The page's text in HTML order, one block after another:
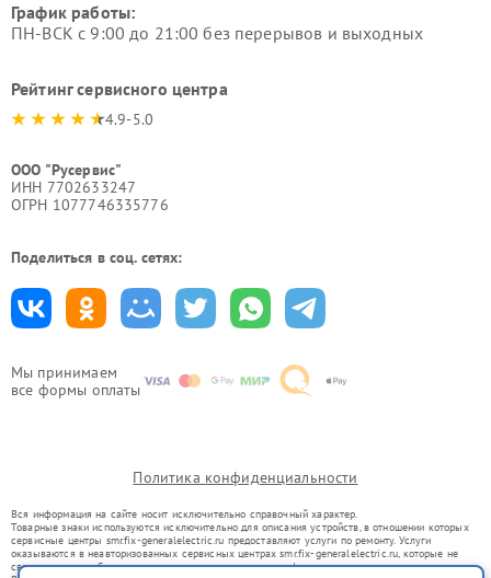
Мы принимаем
все формы оплаты
График работы:
ПН-ВСК с 9:00 до 21:00 без перерывов и выходных
Рейтинг сервисного центра
4.9-5.0
ООО "Русервис"
ИНН 7702633247
ОГРН 1077746335776
Поделиться в соц. сетях:
Политика конфиденциальности
Вся информация на сайте носит исключительно справочный характер.
Товарные знаки используются исключительно для описания устройств, в отношении которых
сервисные центры smr.fix-generalelectric.ru предоставляют услуги по ремонту. Услуги
оказываются в неавторизованных сервисных центрах smr.fix-generalelectric.ru, которые не
связаны с правообладателями товарных знаков или их официальными представителями.